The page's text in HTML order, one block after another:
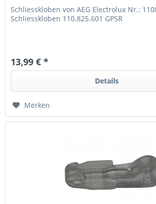
Schliesskloben von AEG Electrolux Nr.:
Schliesskloben 110.825.601 GPSR
13,99 € *
Details
Merken